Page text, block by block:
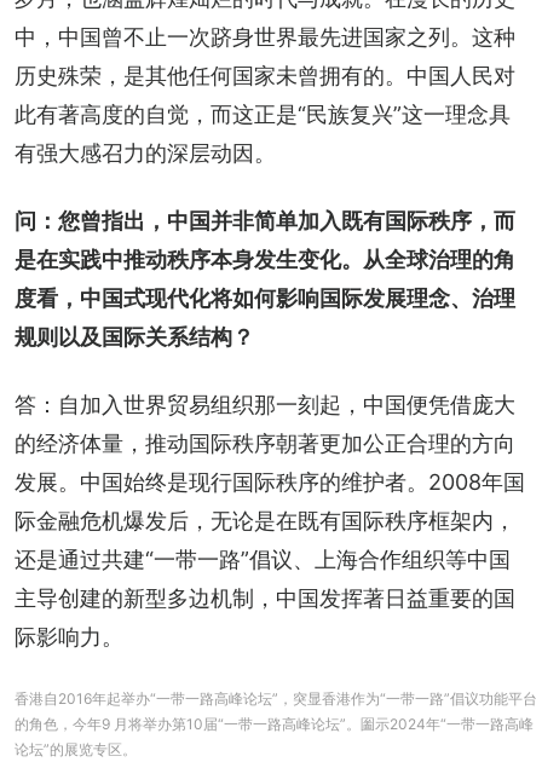
中，中国曾不止一次跻身世界最先进国家之列。这种
历史殊荣，是其他任何国家未曾拥有的。中国人民对
此有著高度的自觉，而这正是“民族复兴”这一理念具
有强大感召力的深层动因。
问：您曾指出，中国并非简单加入既有国际秩序，而
是在实践中推动秩序本身发生变化。从全球治理的角
度看，中国式现代化将如何影响国际发展理念、治理
规则以及国际关系结构？
答：自加入世界贸易组织那一刻起，中国便凭借庞大
的经济体量，推动国际秩序朝著更加公正合理的方向
发展。中国始终是现行国际秩序的维护者。2008年国
际金融危机爆发后，无论是在既有国际秩序框架内，
还是通过共建“一带一路”倡议、上海合作组织等中国
主导创建的新型多边机制，中国发挥著日益重要的国
际影响力。
香港自2016年起举办“一带一路高峰论坛”，突显香港作为“一带一路”倡议功能平台
的角色，今年9 月将举办第10届“一带一路高峰论坛”。圗示2024年“一带一路高峰
论坛”的展览专区。